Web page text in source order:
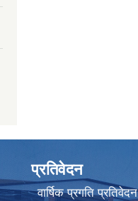
प्रतिवेदन
वार्षिक प्रगति प्रतिवेदन